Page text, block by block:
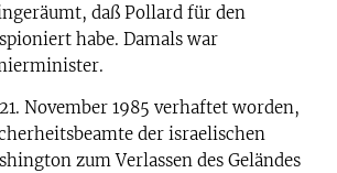
daß Pollard für den
habe. Damals war
November 1985 verhaftet worden,
der israelischen
zum Verlassen des Geländes